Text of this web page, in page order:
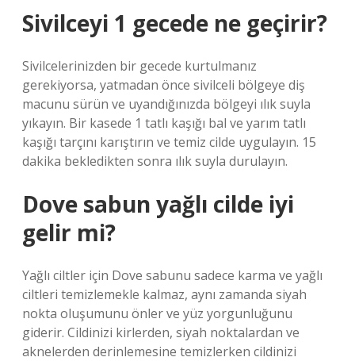
Sivilceyi 1 gecede ne geçirir?
Sivilcelerinizden bir gecede kurtulmanız
gerekiyorsa, yatmadan önce sivilceli bölgeye diş
macunu sürün ve uyandığınızda bölgeyi ılık suyla
yıkayın. Bir kasede 1 tatlı kaşığı bal ve yarım tatlı
kaşığı tarçını karıştırın ve temiz cilde uygulayın. 15
dakika bekledikten sonra ılık suyla durulayın.
Dove sabun yağlı cilde iyi
gelir mi?
Yağlı ciltler için Dove sabunu sadece karma ve yağlı
ciltleri temizlemekle kalmaz, aynı zamanda siyah
nokta oluşumunu önler ve yüz yorgunluğunu
giderir. Cildinizi kirlerden, siyah noktalardan ve
aknelerden derinlemesine temizlerken cildinizi